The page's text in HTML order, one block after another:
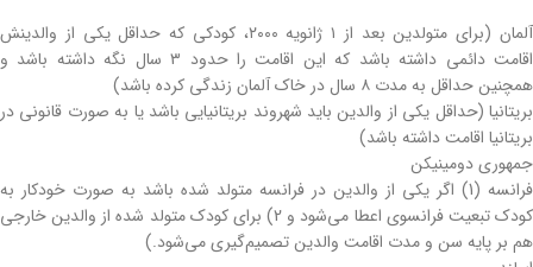
آلمان (برای متولدین بعد از ۱ ژانویه ۲۰۰۰، کودکی که حداقل یکی از والدینش
اقامت دائمی داشته باشد که این اقامت را حدود ۳ سال نگه‌ داشته باشد و
همچنین حداقل به مدت ۸ سال در خاک آلمان زندگی کرده باشد)
بریتانیا (حداقل یکی از والدین باید شهروند بریتانیایی باشد یا به صورت قانونی در
بریتانیا اقامت داشته باشد)
جمهوری دومینیکن
فرانسه (1) اگر یکی از والدین در فرانسه متولد شده باشد به صورت خودکار به
کودک تبعیت فرانسوی اعطا می‌شود و 2) برای کودک متولد شده از والدین خارجی
هم بر پایه سن و مدت اقامت والدین تصمیم‌گیری می‌شود.)